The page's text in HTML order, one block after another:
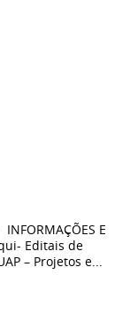
E
Editais de
– Projetos e...